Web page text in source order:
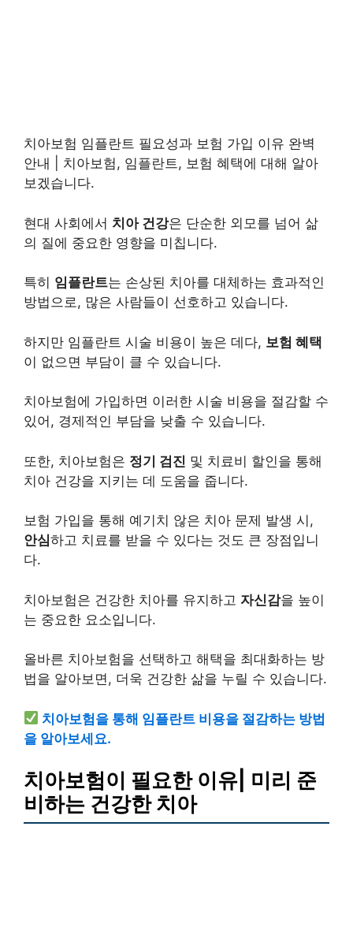
치아보험 임플란트 필요성과 보험 가입 이유 완벽
안내 | 치아보험, 임플란트, 보험 혜택에 대해 알아
보겠습니다.
현대 사회에서 치아 건강은 단순한 외모를 넘어 삶
의 질에 중요한 영향을 미칩니다.
특히 임플란트는 손상된 치아를 대체하는 효과적인
방법으로, 많은 사람들이 선호하고 있습니다.
하지만 임플란트 시술 비용이 높은 데다, 보험 혜택
이 없으면 부담이 클 수 있습니다.
치아보험에 가입하면 이러한 시술 비용을 절감할 수
있어, 경제적인 부담을 낮출 수 있습니다.
또한, 치아보험은 정기 검진 및 치료비 할인을 통해
치아 건강을 지키는 데 도움을 줍니다.
보험 가입을 통해 예기치 않은 치아 문제 발생 시,
안심하고 치료를 받을 수 있다는 것도 큰 장점입니
다.
치아보험은 건강한 치아를 유지하고 자신감을 높이
는 중요한 요소입니다.
올바른 치아보험을 선택하고 해택을 최대화하는 방
법을 알아보면, 더욱 건강한 삶을 누릴 수 있습니다.
치아보험을 통해 임플란트 비용을 절감하는 방법
을 알아보세요.
치아보험이 필요한 이유| 미리 준
비하는 건강한 치아